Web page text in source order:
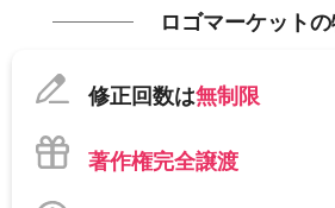
ロゴマーケット
修正回数は無制限
著作権完全譲渡